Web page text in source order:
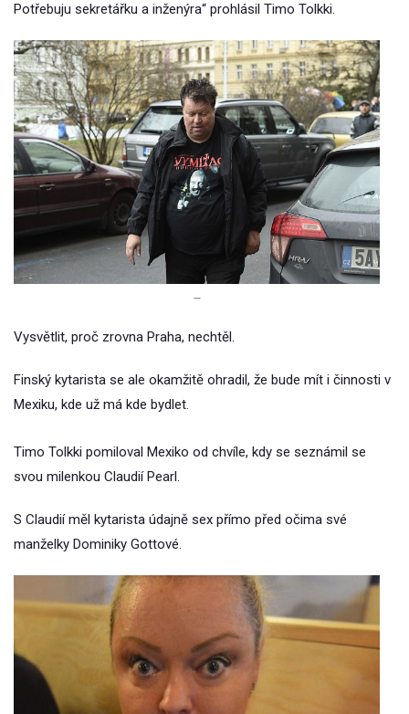
Potřebuju sekretářku a inženýra“ prohlásil Timo Tolkki.
–
Vysvětlit, proč zrovna Praha, nechtěl.
Finský kytarista se ale okamžitě ohradil, že bude mít i činnosti v
Mexiku, kde už má kde bydlet.
Timo Tolkki pomiloval Mexiko od chvíle, kdy se seznámil se
svou milenkou Claudií Pearl.
S Claudií měl kytarista údajně sex přímo před očima své
manželky Dominiky Gottové.